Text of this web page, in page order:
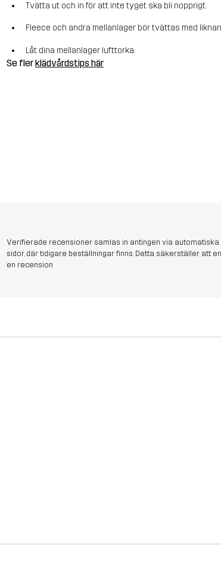
Tvätta ut och in för att inte tyget ska bli nopprigt.
Fleece och andra mellanlager bör tvättas med
Låt dina mellanlager lufttorka.
Se flerklädvårdstips här
Verifierade recensioner samlas in antingen via
sidor, där tidigare beställningar finns. Detta säkerställer att
en recension